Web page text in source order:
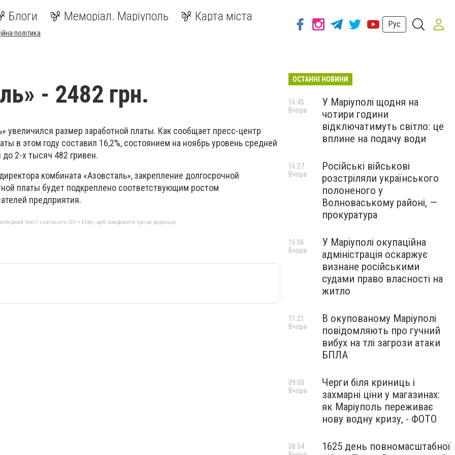
Блоги Меморіал. Маріуполь Карта міста
політика
Рус
- 2482 грн.
увеличился размер заработной платы. Как сообщает пресс-центр
в этом году составил 16,2%, состоянием на ноябрь уровень средней
2-х тысяч 482 гривен.
комбината «Азовсталь», закрепление долгосрочной
платы будет подкреплено соответствующим ростом
предприятия.
текст і натисніть Ctrl + Enter, щоб повідомити про це редакцію
ОСТАННІ НОВИНИ
У Маріуполі щодня на
чотири години
відключатимуть світло: це
вплине на подачу води
16:45
Вчора
Російські військові
розстріляли українського
полоненого у
Волноваському районі, —
прокуратура
16:27
Вчора
У Маріуполі окупаційна
адміністрація оскаржує
визнане російськими
судами право власності на
житло
16:06
Вчора
В окупованому Маріуполі
повідомляють про гучний
вибух на тлі загрози атаки
БПЛА
11:21
Вчора
Черги біля криниць і
захмарні ціни у магазинах:
як Маріуполь переживає
нову водну кризу, - ФОТО
09:00
Вчора
1625 день повномасштабної
08:54